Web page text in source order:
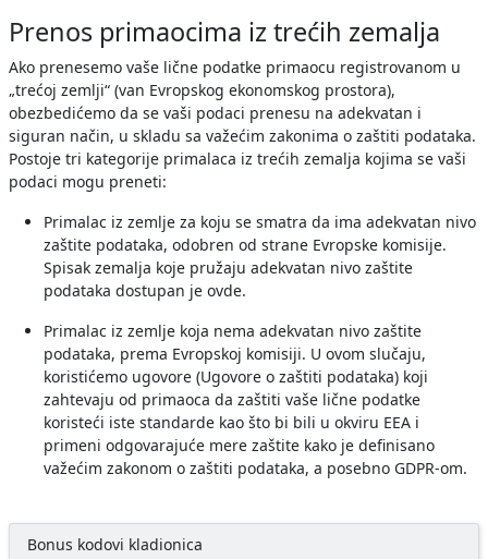
Prenos primaocima iz trećih zemalja
Ako prenesemo vaše lične podatke primaocu registrovanom u
„trećoj zemlji“ (van Evropskog ekonomskog prostora),
obezbedićemo da se vaši podaci prenesu na adekvatan i
siguran način, u skladu sa važećim zakonima o zaštiti podataka.
Postoje tri kategorije primalaca iz trećih zemalja kojima se vaši
podaci mogu preneti:
Primalac iz zemlje za koju se smatra da ima adekvatan nivo
zaštite podataka, odobren od strane Evropske komisije.
Spisak zemalja koje pružaju adekvatan nivo zaštite
podataka dostupan je ovde.
Primalac iz zemlje koja nema adekvatan nivo zaštite
podataka, prema Evropskoj komisiji. U ovom slučaju,
koristićemo ugovore (Ugovore o zaštiti podataka) koji
zahtevaju od primaoca da zaštiti vaše lične podatke
koristeći iste standarde kao što bi bili u okviru EEA i
primeni odgovarajuće mere zaštite kako je definisano
važećim zakonom o zaštiti podataka, a posebno GDPR-om.
Bonus kodovi kladionica